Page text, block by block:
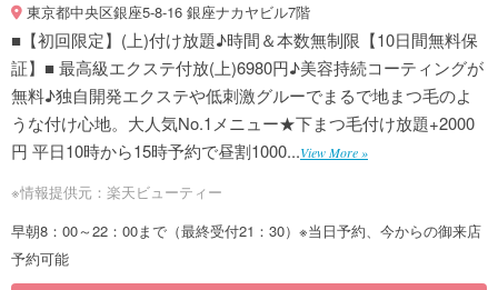
東京都中央区銀座5-8-16 銀座ナカヤビル7階
■【初回限定】(上)付け放題♪時間＆本数無制限【10日間無料保
証】■ 最高級エクステ付放(上)6980円♪美容持続コーティングが
無料♪独自開発エクステや低刺激グルーでまるで地まつ毛のよ
うな付け心地。大人気No.1メニュー★下まつ毛付け放題+2000
円 平日10時から15時予約で昼割1000...View More »
※情報提供元：楽天ビューティー
早朝8：00～22：00まで（最終受付21：30）※当日予約、今からの御来店
予約可能